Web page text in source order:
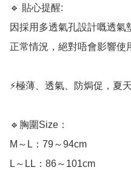
🔹 貼心提醒:
因採用多透氣孔設計嘅透
正常情況，絕對唔會影響使
⚡️極薄、透氣、防焗促，夏
🔹胸圍Size：
M～L：79～94cm
L～LL：86～101cm